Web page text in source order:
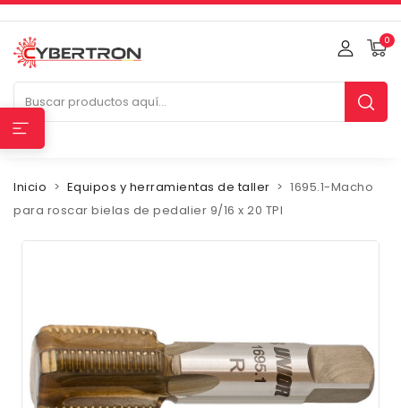
0
Inicio Equipos y herramientas de taller
1695.1-Macho
para roscar bielas de pedalier 9/16 x 20 TPI